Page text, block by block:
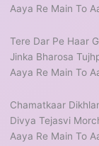
Aaya Re Main To
Tere Dar Pe Haar
Jinka Bharosa
Aaya Re Main To
Chamatkaar
Divya Tejasvi
Aaya Re Main To